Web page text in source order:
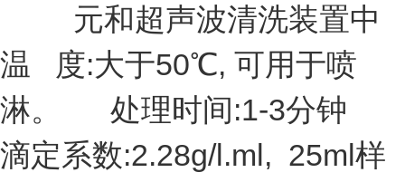
元和超声波清洗装置中
温 度:大于50℃, 可用于喷
淋。 处理时间:1-3分钟
滴定系数:2.28g/l.ml, 25ml样